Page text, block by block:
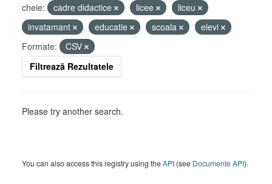
cheie:
cadre didactice licee
liceu
invatamant
educatie scoala
elevi
Formate:
CSV
Filtrează Rezultatele
Please try another search.
You can also access this registry using theAPI (see Documente API).